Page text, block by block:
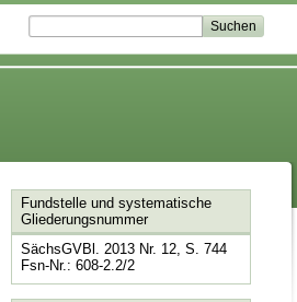
Fundstelle und systematische
Gliederungsnummer
SächsGVBl. 2013 Nr. 12, S. 744
Fsn-Nr.: 608-2.2/2